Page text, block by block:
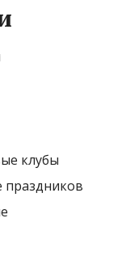
клубы
праздников